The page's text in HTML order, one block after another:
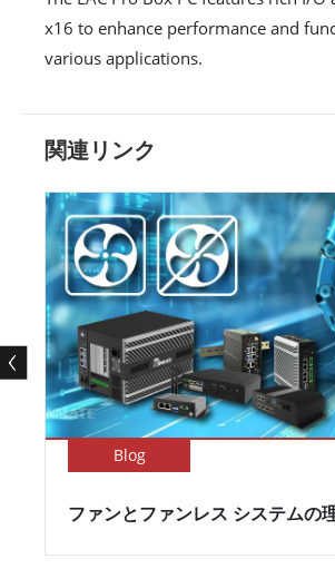
x16 to enhance performance and
various applications.
関連リンク
Blog
ファンとファンレス システムの